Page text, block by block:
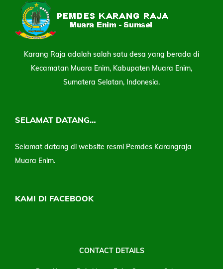
Karang Raja adalah salah satu desa yang berada di
Kecamatan Muara Enim, Kabupaten Muara Enim,
Sumatera Selatan, Indonesia.
SELAMAT DATANG…
Selamat datang di website resmi Pemdes Karangraja
Muara Enim.
KAMI DI FACEBOOK
CONTACT DETAILS